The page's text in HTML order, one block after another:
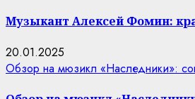
Музыкант Алексей Фомин:
20.01.2025
Обзор на мюзикл «Наследники»: